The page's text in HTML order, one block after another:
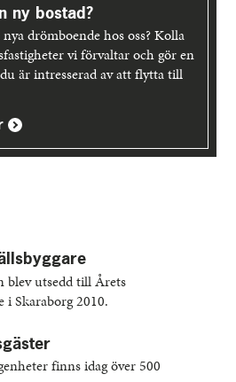
ny bostad?
drömboende hos oss? Kolla
vi förvaltar och gör en
är intresserad av att flytta till
blev utsedd till Årets
i Skaraborg 2010.
finns idag över 500